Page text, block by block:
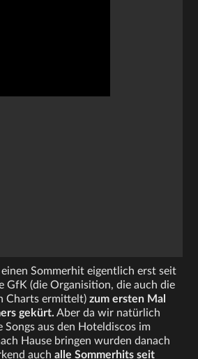
Sommerhit eigentlich erst seit
GfK (die Organisition, die auch die
Charts ermittelt)zum ersten Mal
gekürt. Aber da wir natürlich
Songs aus den Hoteldiscos im
Hause bringen wurden danach
auchalle Sommerhits seit